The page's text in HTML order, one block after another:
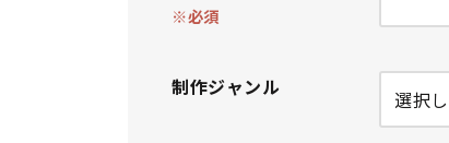
※必須
制作ジャンル